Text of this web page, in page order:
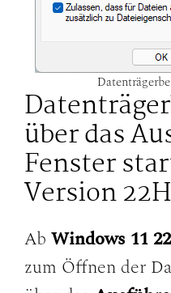
über das
Fenster
Version
Ab Windows 11
zum Öffnen der